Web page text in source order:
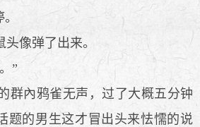
像弹了出来。
”
內鸦雀无声，过了大概五分钟
题的男生这才冒出头来怯懦的说